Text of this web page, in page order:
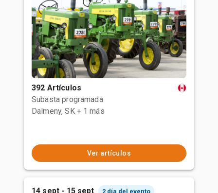
392 Artículos
Subasta programada
Dalmeny, SK + 1 más
Ver artículos
14 sept - 15 sept 2 día del evento